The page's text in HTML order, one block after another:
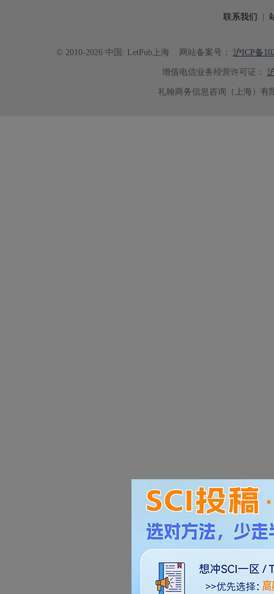
联系我们
© 2010-2026 中国: LetPub上海 网站备案号： 沪ICP备
增值电信业务经营许可证：
礼翰商务信息咨询（上海）